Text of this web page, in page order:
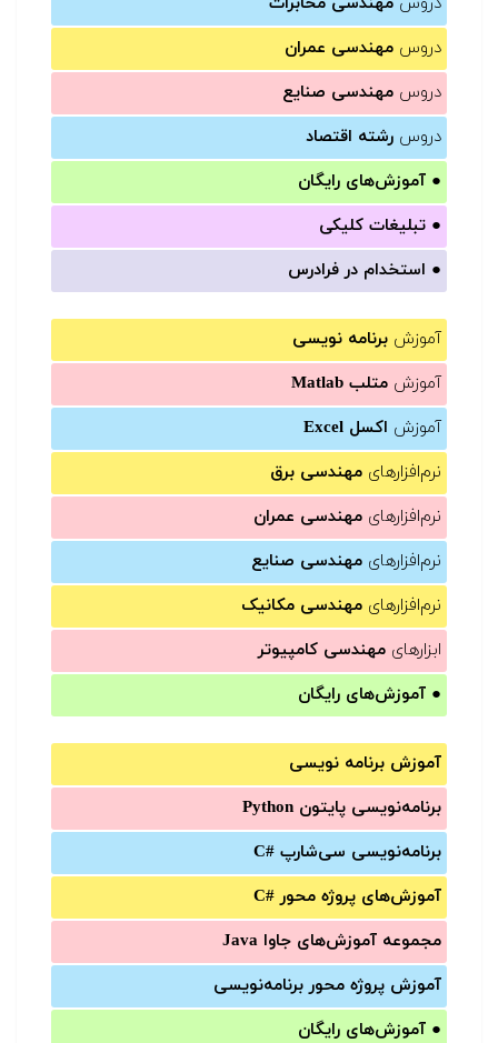
دروس مهندسی عمران
دروس مهندسی صنایع
دروس رشته اقتصاد
● آموزش‌های رایگان
● تبلیغات کلیکی
● استخدام در فرادرس
آموزش برنامه نویسی
آموزش متلب Matlab
آموزش اکسل Excel
نرم‌افزارهای مهندسی برق
نرم‌افزارهای مهندسی عمران
نرم‌افزارهای مهندسی صنایع
نرم‌افزارهای مهندسی مکانیک
ابزارهای مهندسی کامپیوتر
● آموزش‌های رایگان
آموزش برنامه نویسی
برنامه‌نویسی پایتون Python
برنامه‌‌نویسی سی‌شارپ C#‎
آموزش‌های پروژه محور #C
مجموعه آموزش‌های جاوا Java
آموزش‌ پروژه محور برنامه‌نویسی
● آموزش‌های رایگان